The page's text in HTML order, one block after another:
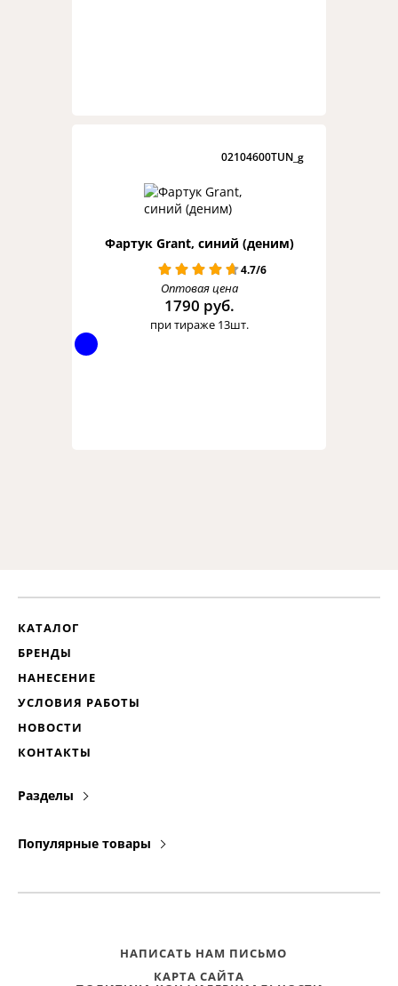
02104600TUN_g
Фартук Grant, синий (деним)
4.7/6
Оптовая цена
1790 руб.
при тираже 13шт.
КАТАЛОГ
БРЕНДЫ
НАНЕСЕНИЕ
УСЛОВИЯ РАБОТЫ
НОВОСТИ
КОНТАКТЫ
Разделы
Популярные товары
НАПИСАТЬ НАМ ПИСЬМО
КАРТА САЙТА